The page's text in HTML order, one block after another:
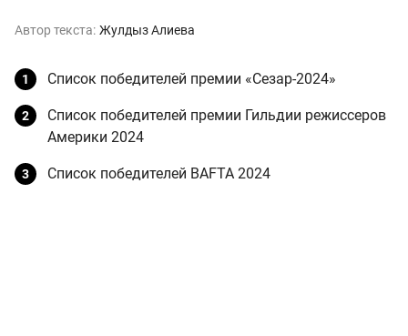
Автор текста: Жулдыз Алиева
Список победителей премии «Сезар-2024»
Список победителей премии Гильдии режиссеров
Америки 2024
Список победителей BAFTA 2024